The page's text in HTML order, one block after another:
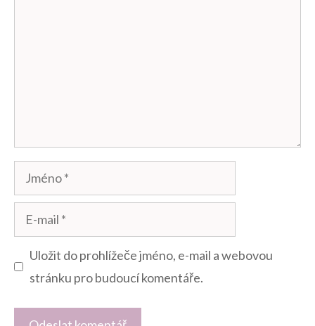
Jméno
mail
Uložit do prohlížeče jméno, e-mail a webovou
stránku pro budoucí komentáře.